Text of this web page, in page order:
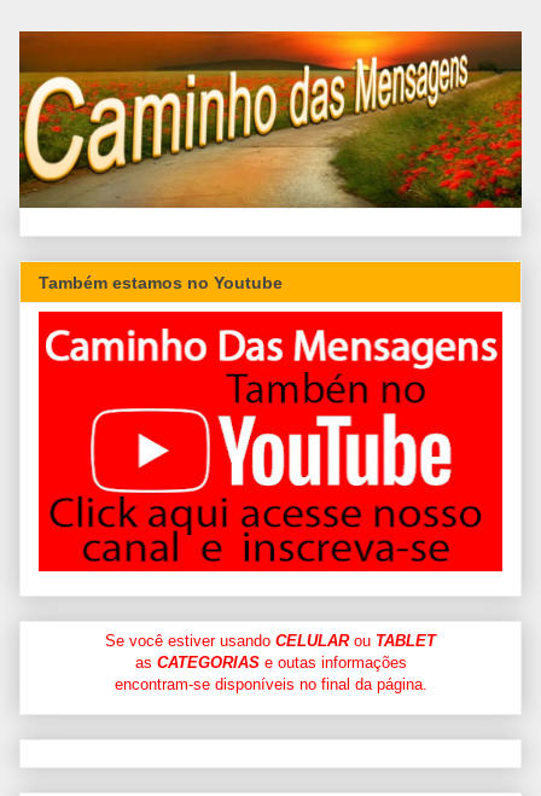
Também estamos no Youtube
Se você estiver usando CELULARou TABLET
as CATEGORIASe outas informações
encontram-se disponíveis no final da página.